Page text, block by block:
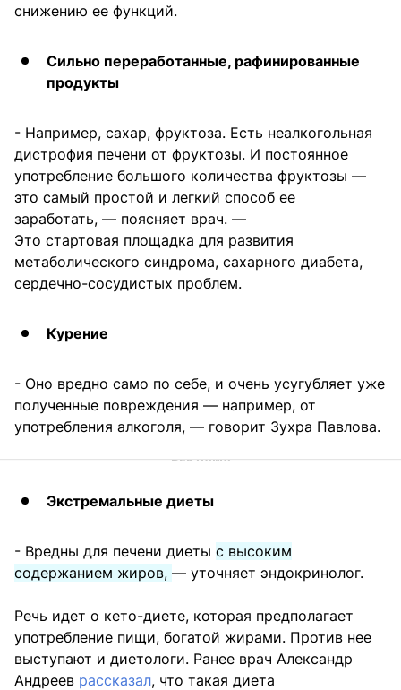
снижению ее функций.
Сильно переработанные, рафинированные
продукты
- Например, сахар, фруктоза. Есть неалкогольная
дистрофия печени от фруктозы. И постоянное
употребление большого количества фруктозы —
это самый простой и легкий способ ее
заработать, — поясняет врач. —
Это стартовая площадка для развития
метаболического синдрома, сахарного диабета,
сердечно-сосудистых проблем.
Курение
- Оно вредно само по себе, и очень усугубляет уже
полученные повреждения — например, от
употребления алкоголя, — говорит Зухра Павлова.
Экстремальные диеты
- Вредны для печени диеты с высоким
содержанием жиров, — уточняет эндокринолог.
Речь идет о кето-диете, которая предполагает
употребление пищи, богатой жирами. Против нее
выступают и диетологи. Ранее врач Александр
Андреев рассказал, что такая диета